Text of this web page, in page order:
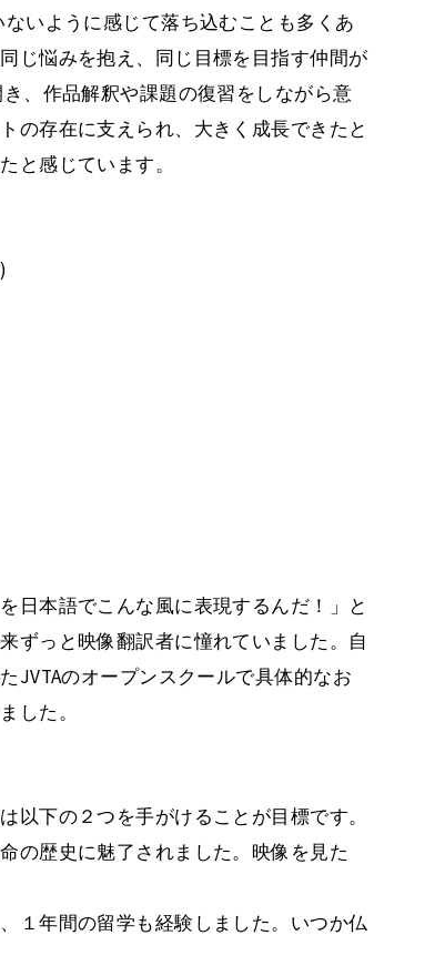
いように感じて落ち込むことも多くあ
じ悩みを抱え、同じ目標を目指す仲間が
、作品解釈や課題の復習をしながら意
の存在に支えられ、大きく成長できたと
と感じています。
日本語でこんな風に表現するんだ！」と
ずっと映像翻訳者に憧れていました。自
JVTAのオープンスクールで具体的なお
した。
下の２つを手がけることが目標です。
の歴史に魅了されました。映像を見た
１年間の留学も経験しました。いつか仏